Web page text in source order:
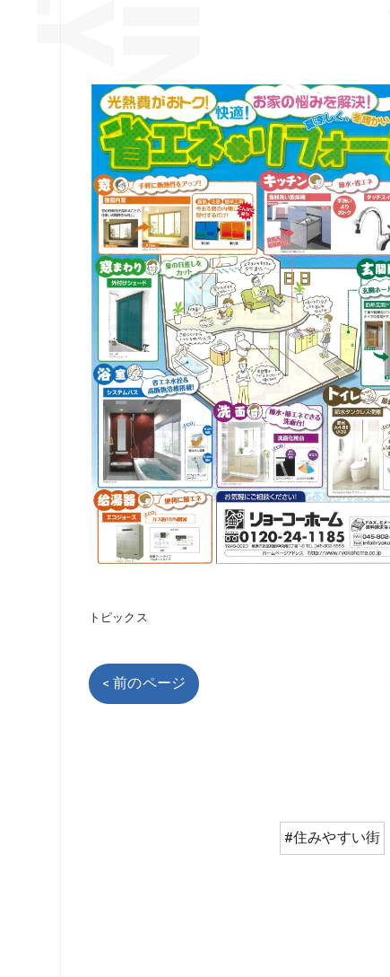
トピックス
< 前のページ
#住みやすい街